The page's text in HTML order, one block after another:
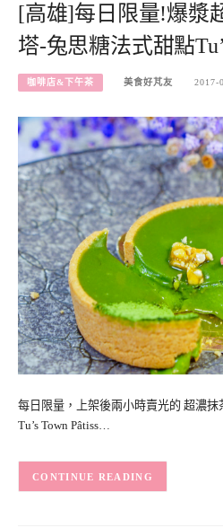
[高雄]每日限量!爆漿
塔-兔思糖法式甜點
咖啡店&下午茶 美食好芃友 2017-
每日限量，上架後兩小時賣光的 超濃
Tu’s Town Pâtiss…
CONTINUE READING